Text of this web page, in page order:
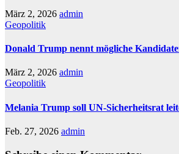
März 2, 2026 admin
Geopolitik
Donald Trump nennt mögliche
März 2, 2026 admin
Geopolitik
Melania Trump soll UN-Sicherheitsrat
Feb. 27, 2026 admin